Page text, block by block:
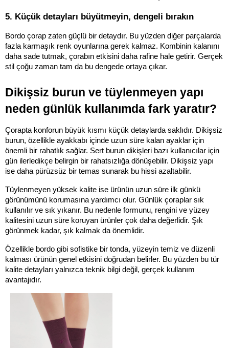
5. Küçük detayları büyütmeyin, dengeli bırakın
Bordo çorap zaten güçlü bir detaydır. Bu yüzden diğer parçalarda
fazla karmaşık renk oyunlarına gerek kalmaz. Kombinin kalanını
daha sade tutmak, çorabın etkisini daha rafine hale getirir. Gerçek
stil çoğu zaman tam da bu dengede ortaya çıkar.
Dikişsiz burun ve tüylenmeyen yapı
neden günlük kullanımda fark yaratır?
Çorapta konforun büyük kısmı küçük detaylarda saklıdır. Dikişsiz
burun, özellikle ayakkabı içinde uzun süre kalan ayaklar için
önemli bir rahatlık sağlar. Sert burun dikişleri bazı kullanıcılar için
gün ilerledikçe belirgin bir rahatsızlığa dönüşebilir. Dikişsiz yapı
ise daha pürüzsüz bir temas sunarak bu hissi azaltabilir.
Tüylenmeyen yüksek kalite ise ürünün uzun süre ilk günkü
görünümünü korumasına yardımcı olur. Günlük çoraplar sık
kullanılır ve sık yıkanır. Bu nedenle formunu, rengini ve yüzey
kalitesini uzun süre koruyan ürünler çok daha değerlidir. Şık
görünmek kadar, şık kalmak da önemlidir.
Özellikle bordo gibi sofistike bir tonda, yüzeyin temiz ve düzenli
kalması ürünün genel etkisini doğrudan belirler. Bu yüzden bu tür
kalite detayları yalnızca teknik bilgi değil, gerçek kullanım
avantajıdır.